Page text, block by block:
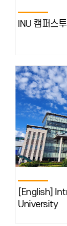
INU 캠퍼스
[English]
University